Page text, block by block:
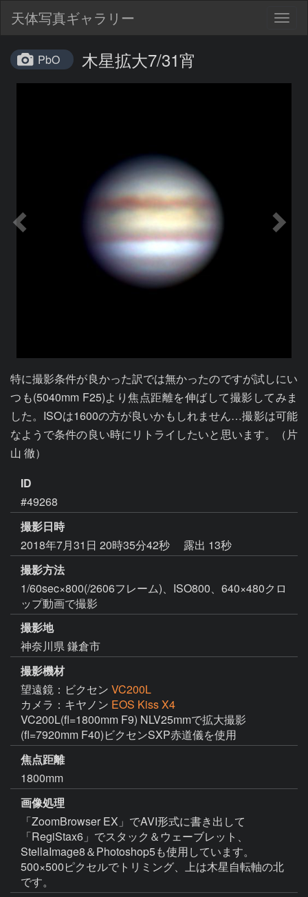
天体写真ギャラリー
PbO 木星拡大7/31宵
特に撮影条件が良かった訳では無かったのですが試しにい
つも(5040mm F25)より焦点距離を伸ばして撮影してみま
した。ISOは1600の方が良いかもしれません…撮影は可能
なようで条件の良い時にリトライしたいと思います。（片
山 徹）
ID
#49268
撮影日時
2018年7月31日 20時35分42秒
露出 13秒
撮影方法
1/60sec×800(/2606フレーム)、ISO800、640×480クロ
ップ動画で撮影
撮影地
神奈川県 鎌倉市
撮影機材
望遠鏡：ビクセン VC200L
カメラ：キヤノン EOS Kiss X4
VC200L(fl=1800mm F9) NLV25mmで拡大撮影
(fl=7920mm F40)ビクセンSXP赤道儀を使用
焦点距離
1800mm
画像処理
「ZoomBrowser EX」でAVI形式に書き出して
「RegiStax6」でスタック＆ウェーブレット、
StellaImage8＆Photoshop5も使用しています。
500×500ピクセルでトリミング、上は木星自転軸の北
です。